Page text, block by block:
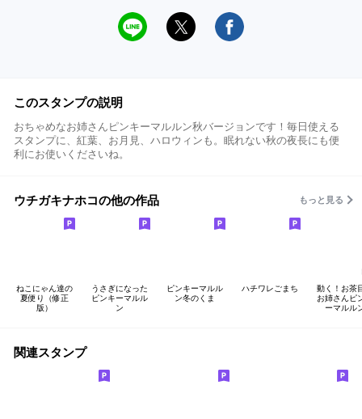
このスタンプの説明
おちゃめなお姉さんピンキーマルルン秋バージョンです！毎日使える
スタンプに、紅葉、お月見、ハロウィンも。眠れない秋の夜長にも便
利にお使いくださいね。
ウチガキナホコの他の作品 もっと見る
ねこにゃん達の
夏便り（修正
版）
うさぎになった
ピンキーマルル
ン
ピンキーマルル
ン冬のくま
ハチワレごまち
動く！お茶
お姉さんピ
ーマルル
関連スタンプ